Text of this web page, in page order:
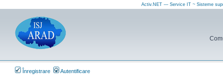
Activ.NET — Service IT ~ Sisteme
Înregistrare Autentificare